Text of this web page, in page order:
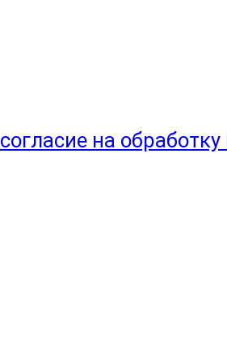
согласие на